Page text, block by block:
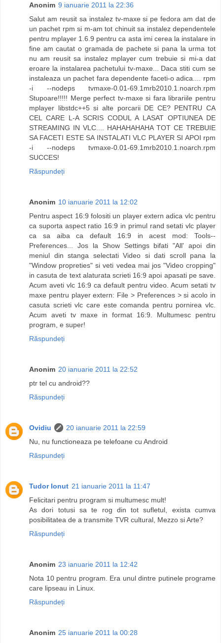
Anonim 9 ianuarie 2011 la 22:36
Salut am reusit sa instalez tv-maxe si pe fedora am dat de
un pachet rpm si m-am tot chinuit sa instalez dependentele
pentru mplayer 1.6.9 pentru ca asta imi cerea la instalare in
fine am cautat o gramada de pachete si pana la urma tot
nu am reusit sa instalez mplayer cum trebuie si mi-a dat
eroare la instalarea pachetului tv-maxe... Daca stiti cum se
instaleaza un pachet fara dependente faceti-o adica.... rpm
-i --nodeps tvmaxe-0.01-69.1mrb2010.1.noarch.rpm
Stupoare!!!!! Merge perfect tv-maxe si fara librariile pentru
mplayer libstdc++5 si alte porcarii DE CE? PENTRU CA
CEL CARE L-A SCRIS CODUL A LASAT OPTIUNEA DE
STREAMING IN VLC.... HAHAHAHAHA TOT CE TREBUIE
SA FACETI ESTE SA INSTALATI VLC PLAYER SI APOI rpm
-i --nodeps tvmaxe-0.01-69.1mrb2010.1.noarch.rpm
SUCCES!
Răspundeți
Anonim 10 ianuarie 2011 la 12:02
Pentru aspect 16:9 folositi un player extern adica vlc pentru
ca suporta aspect ratio 16:9 in primul rand setati vlc player
ca sa aiba ca default 16:9 in acest mod: Tools--
Preferences... Jos la Show Settings bifati "All' apoi din
meniul din stanga selectati Video si dati scroll pana la
"Window propreties" si veti vedea mai jos "Video cropping"
in casuta de text alaturata scrieti 16:9 apoi apasati pe save.
Acum aveti vlc 16:9 ca default pentru video. Acum setati tv
maxe pentru player extern: File > Preferences > si acolo in
casuta scrieti vlc care este comanda pentru pornirea vlc.
Acum aveti tv maxe in format 16:9. Multumesc pentru
program, e super!
Răspundeți
Anonim 20 ianuarie 2011 la 22:52
ptr tel cu android??
Răspundeți
Ovidiu
20 ianuarie 2011 la 22:59
Nu, nu functioneaza pe telefoane cu Android
Răspundeți
Tudor Ionut 21 ianuarie 2011 la 11:47
Felicitari pentru program si multumesc mult!
As dori totusi sa te rog din tot sufletul, exista cumva
posibilitatea de a transmite TVR cultural, Mezzo si Arte?
Răspundeți
Anonim 23 ianuarie 2011 la 12:42
Nota 10 pentru program. Era unul dintre putinele programe
care lipseau in Linux.
Răspundeți
Anonim 25 ianuarie 2011 la 00:28